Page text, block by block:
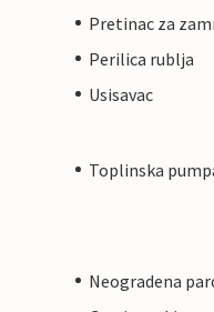
Pretinac za
Perilica rublja
Usisavac
Toplinska
Neogradena